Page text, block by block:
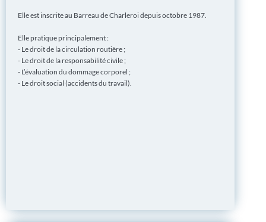
Elle est inscrite au Barreau de Charleroi depuis octobre 1987.
Elle pratique principalement :
- Le droit de la circulation routière ;
- Le droit de la responsabilité civile ;
- L’évaluation du dommage corporel ;
- Le droit social (accidents du travail).